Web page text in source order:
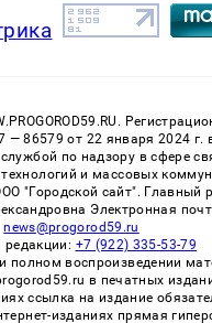
86579 от 22 января 2024 г.
по надзору в сфере
и массовых
"Городской сайт". Главный
Электронная
news@progorod59.ru
редакции: +7 (922) 335-53-79
полном воспроизведении
в печатных
ссылка на издание
изданиях прямая